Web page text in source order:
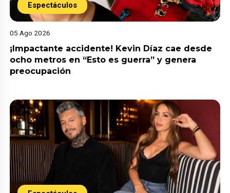
Espectáculos
05 Ago 2026
¡Impactante accidente! Kevin Díaz cae desde
ocho metros en “Esto es guerra” y genera
preocupación